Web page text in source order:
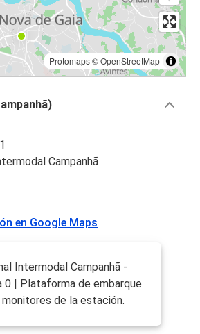
Protomaps©OpenStreetMap
Campanhã
en Google Maps
Intermodal Campanhã -
0 | Plataforma de embarque
de la estación.